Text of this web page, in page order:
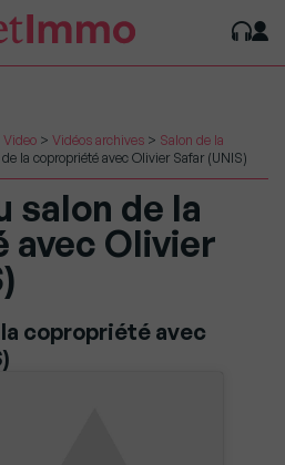
Video > Vidéos archives > Salon de la
la copropriété avec Olivier Safar (UNIS)
salon de la
Olivier
copropriété avec